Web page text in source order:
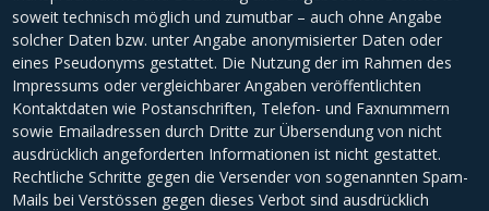
soweit technisch möglich und zumutbar – auch ohne Angabe
solcher Daten bzw. unter Angabe anonymisierter Daten oder
eines Pseudonyms gestattet. Die Nutzung der im Rahmen des
Impressums oder vergleichbarer Angaben veröffentlichten
Kontaktdaten wie Postanschriften, Telefon- und Faxnummern
sowie Emailadressen durch Dritte zur Übersendung von nicht
ausdrücklich angeforderten Informationen ist nicht gestattet.
Rechtliche Schritte gegen die Versender von sogenannten Spam-
Mails bei Verstössen gegen dieses Verbot sind ausdrücklich